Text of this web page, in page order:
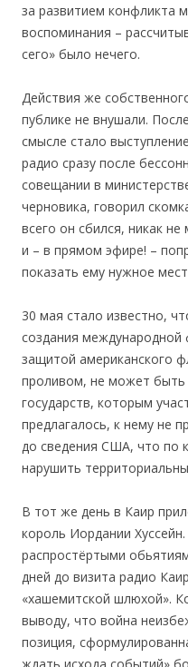
за развитием конфликта
воспоминания –
сего» было нечего.
Действия же
публике не внушали.
смысле стало
радио сразу после
совещании в
черновика, говорил
всего он сбился, никак
и – в прямом эфире! –
показать ему нужное
30 мая стало известно,
создания
защитой американского
проливом, не может быть
государств, которым
предлагалось, к нему не
до сведения США, что по
нарушить
В тот же день в Каир
король Иордании
распростёртыми
дней до визита радио
«хашемитской шлюхой».
выводу, что война
позиция,